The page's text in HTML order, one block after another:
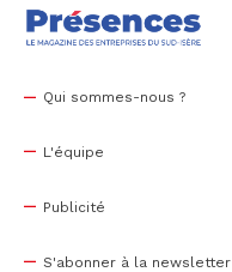
Qui sommes-nous ?
L'équipe
Publicité
S'abonner à la newsletter